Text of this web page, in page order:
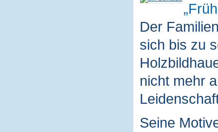
Der
sich bis zu
nicht mehr
Seine